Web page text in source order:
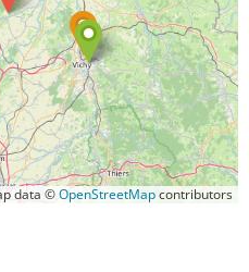
data ©OpenStreetMapcontributors